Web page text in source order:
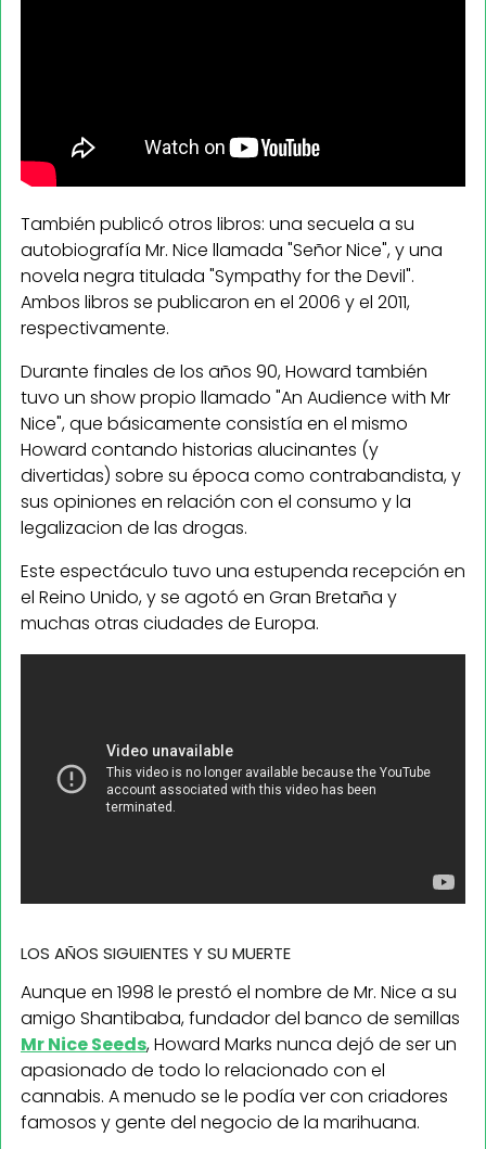
También publicó otros libros: una secuela a su
autobiografía Mr. Nice llamada "Señor Nice", y una
novela negra titulada "Sympathy for the Devil".
Ambos libros se publicaron en el 2006 y el 2011,
respectivamente.
Durante finales de los años 90, Howard también
tuvo un show propio llamado "An Audience with Mr
Nice", que básicamente consistía en el mismo
Howard contando historias alucinantes (y
divertidas) sobre su época como contrabandista, y
sus opiniones en relación con el consumo y la
legalizacion de las drogas.
Este espectáculo tuvo una estupenda recepción en
el Reino Unido, y se agotó en Gran Bretaña y
muchas otras ciudades de Europa.
LOS AÑOS SIGUIENTES Y SU MUERTE
Aunque en 1998 le prestó el nombre de Mr. Nice a su
amigo Shantibaba, fundador del banco de semillas
Mr Nice Seeds, Howard Marks nunca dejó de ser un
apasionado de todo lo relacionado con el
cannabis. A menudo se le podía ver con criadores
famosos y gente del negocio de la marihuana.